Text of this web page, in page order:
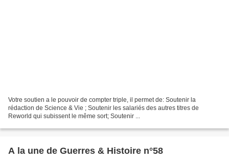
Votre soutien a le pouvoir de compter triple, il permet de: Soutenir la
rédaction de Science & Vie ; Soutenir les salariés des autres titres de
Reworld qui subissent le même sort; Soutenir ...
A la une de Guerres & Histoire n°58